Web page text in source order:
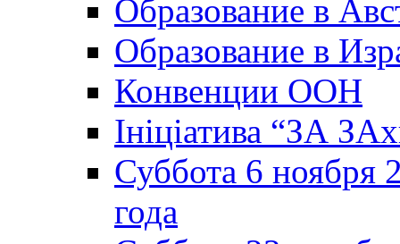
Образование в
Образование в
Конвенции ООН
Ініціатива “ЗА
Суббота 6 ноября
года